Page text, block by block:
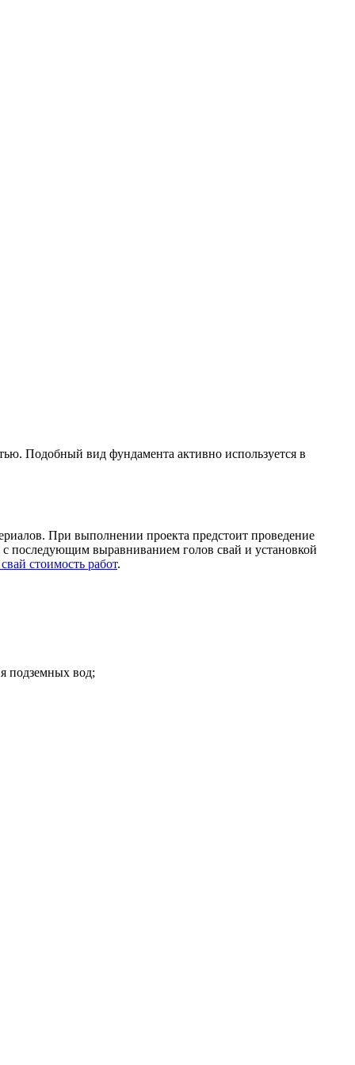
Подобный вид фундамента активно используется в
При выполнении проекта предстоит проведение
с последующим выравниванием голов свай и установкой
стоимость работ.
подземных вод;